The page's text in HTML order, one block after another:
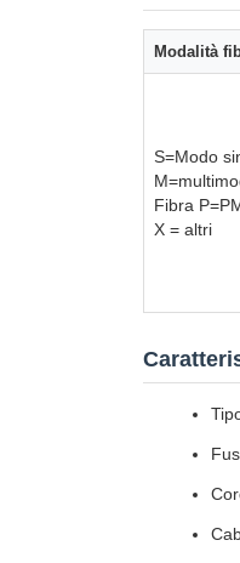
Modalità
S=Modo
Fibra
X = altri